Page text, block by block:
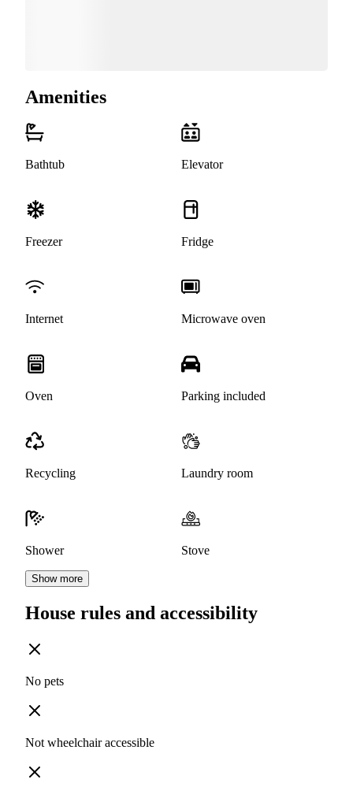
Amenities
Bathtub Elevator
Freezer Fridge
Internet Microwave oven
Oven Parking included
Recycling Laundry room
Shower Stove
Show more
House rules and accessibility
No pets
Not wheelchair accessible